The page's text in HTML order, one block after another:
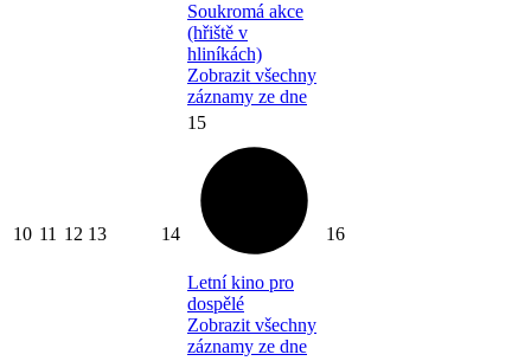
Soukromá akce
(hřiště v
hliníkách)
Zobrazit všechny
záznamy ze dne
10 11 12 13 14
15
Letní kino pro
dospělé
Zobrazit všechny
záznamy ze dne
16